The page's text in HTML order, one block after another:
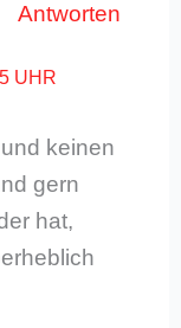
Antworten
UHR
keinen
gern
hat,